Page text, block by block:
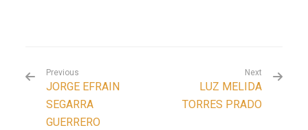
Previous
JORGE EFRAIN
SEGARRA
GUERRERO
Next
LUZ MELIDA
TORRES PRADO